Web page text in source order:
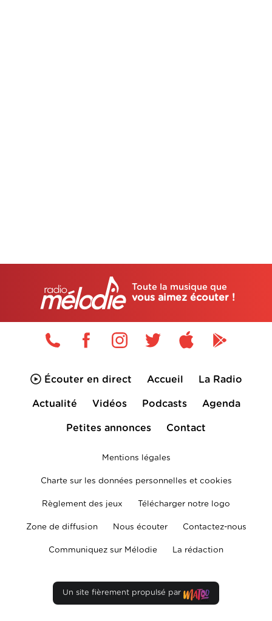
Toute la musique que
vous aimez écouter !
Écouter en direct Accueil La Radio
Actualité Vidéos Podcasts Agenda
Petites annonces Contact
Mentions légales
Charte sur les données personnelles et cookies
Règlement des jeux Télécharger notre logo
Zone de diffusion Nous écouter Contactez-nous
Communiquez sur Mélodie La rédaction
Un site fièrement propulsé par